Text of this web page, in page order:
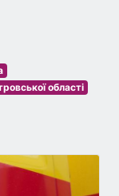
області